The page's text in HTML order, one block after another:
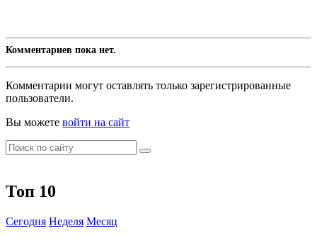
Комментариев пока нет.
Комментарии могут оставлять только зарегистрированные
пользователи.
Вы можете войти на сайт
Топ 10
Сегодня Неделя Месяц